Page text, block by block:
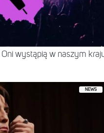
wystąpią w naszym
NEWS